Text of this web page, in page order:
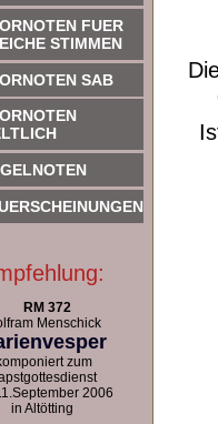
FUER
STIMMEN
SAB
RM 372
Menschick
zum
2006
in Altötting